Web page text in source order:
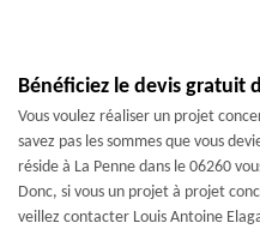
Bénéficiez le devis gratuit
Vous voulez réaliser un projet
savez pas les sommes que vous
réside à La Penne dans le 06260
Donc, si vous un projet à projet
veillez contacter Louis Antoine